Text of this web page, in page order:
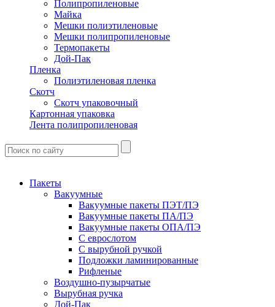
Полипропиленовые
Майка
Мешки полиэтиленовые
Мешки полипропиленовые
Термопакеты
Дой-Пак
Пленка
Полиэтиленовая пленка
Скотч
Скотч упаковочный
Картонная упаковка
Лента полипропиленовая
Пакеты
Вакуумные
Вакуумные пакеты ПЭТ/ПЭ
Вакуумные пакеты ПА/ПЭ
Вакуумные пакеты ОПА/ПЭ
С еврослотом
С вырубной ручкой
Подложки ламинированные
Рифленые
Воздушно-пузырчатые
Вырубная ручка
Дой-Пак